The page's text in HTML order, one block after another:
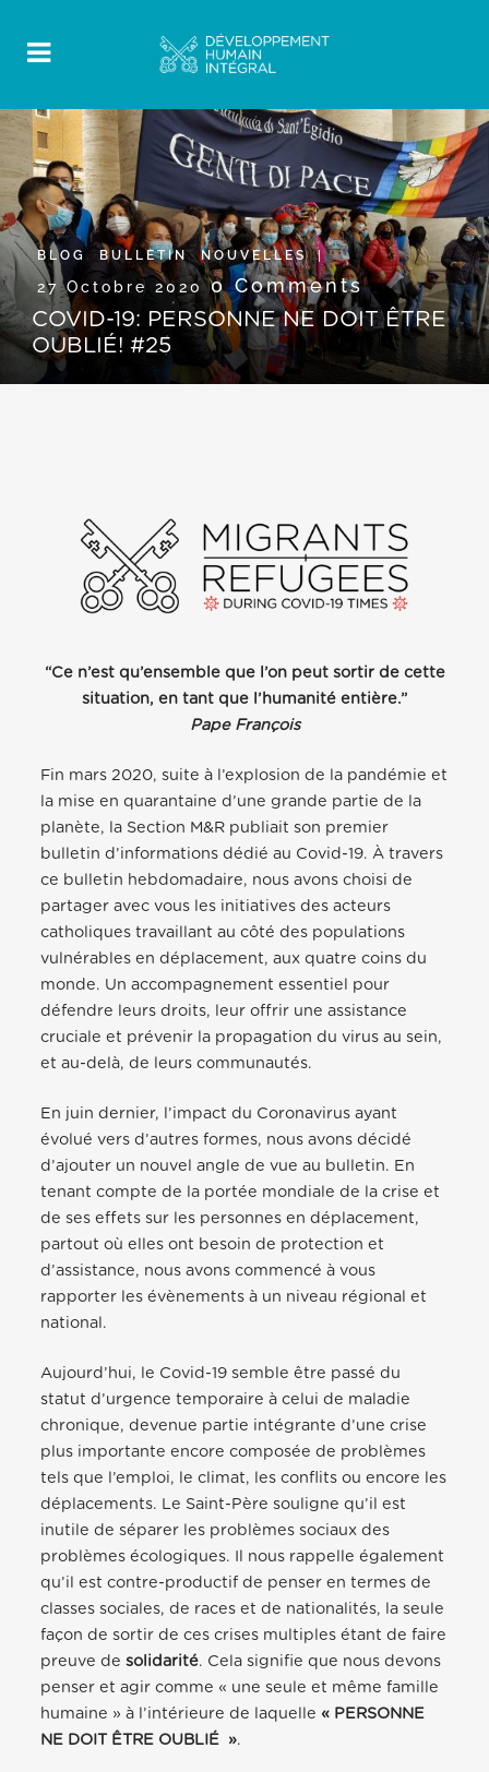
BLOG , BULLETIN,NOUVELLES
27 Octobre 20200 Comments
COVID-19: PERSONNE NE DOIT ÊTRE
OUBLIÉ! #25
“Ce n’est qu’ensemble que l’on peut sortir de cette
situation, en tant que l’humanité entière.”
Pape François
Fin mars 2020, suite à l’explosion de la pandémie et
la mise en quarantaine d’une grande partie de la
planète, la Section M&R publiait son premier
bulletin d’informations dédié au Covid-19. À travers
ce bulletin hebdomadaire, nous avons choisi de
partager avec vous les initiatives des acteurs
catholiques travaillant au côté des populations
vulnérables en déplacement, aux quatre coins du
monde. Un accompagnement essentiel pour
défendre leurs droits, leur offrir une assistance
cruciale et prévenir la propagation du virus au sein,
et au-delà, de leurs communautés.
En juin dernier, l’impact du Coronavirus ayant
évolué vers d’autres formes, nous avons décidé
d’ajouter un nouvel angle de vue au bulletin. En
tenant compte de la portée mondiale de la crise et
de ses effets sur les personnes en déplacement,
partout où elles ont besoin de protection et
d’assistance, nous avons commencé à vous
rapporter les évènements à un niveau régional et
national.
Aujourd’hui, le Covid-19 semble être passé du
statut d’urgence temporaire à celui de maladie
chronique, devenue partie intégrante d’une crise
plus importante encore composée de problèmes
tels que l’emploi, le climat, les conflits ou encore les
déplacements. Le Saint-Père souligne qu’il est
inutile de séparer les problèmes sociaux des
problèmes écologiques. Il nous rappelle également
qu’il est contre-productif de penser en termes de
classes sociales, de races et de nationalités, la seule
façon de sortir de ces crises multiples étant de faire
preuve desolidarité. Cela signifie que nous devons
penser et agir comme « une seule et même famille
humaine » à l’intérieure de laquelle « PERSONNE
NE DOIT ÊTRE OUBLIÉ ».